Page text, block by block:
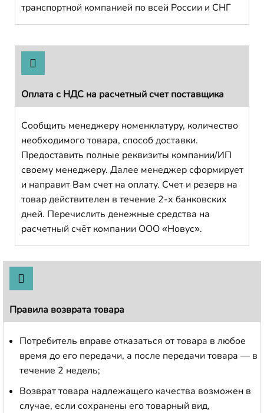
транспортной компанией по всей России и СНГ
Оплата с НДС на расчетный счет поставщика
Сообщить менеджеру номенклатуру, количество
необходимого товара, способ доставки.
Предоставить полные реквизиты компании/ИП
своему менеджеру. Далее менеджер сформирует
и направит Вам счет на оплату. Счет и резерв на
товар действителен в течение 2-х банковских
дней. Перечислить денежные средства на
расчетный счёт компании ООО «Новус».
Правила возврата товара
Потребитель вправе отказаться от товара в любое
время до его передачи, а после передачи товара — в
течение 2 недель;
Возврат товара надлежащего качества возможен в
случае, если сохранены его товарный вид,